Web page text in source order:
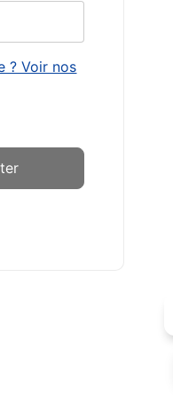
? Voir nos